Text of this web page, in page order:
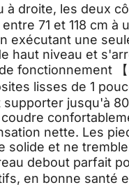
à droite, les deux
71 et 118 cm à
exécutant une
haut niveau et
fonctionnement
lisses de 1
jusqu'à
nette. Les
solide et ne
debout parfait
en bonne santé